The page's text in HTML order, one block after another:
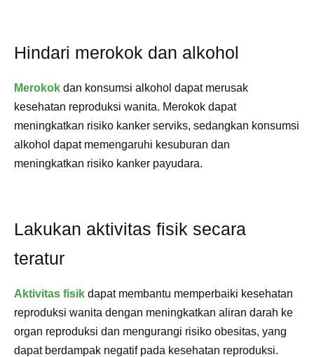
Hindari merokok dan alkohol
Merokok dan konsumsi alkohol dapat merusak
kesehatan reproduksi wanita. Merokok dapat
meningkatkan risiko kanker serviks, sedangkan konsumsi
alkohol dapat memengaruhi kesuburan dan
meningkatkan risiko kanker payudara.
Lakukan aktivitas fisik secara
teratur
Aktivitas fisik dapat membantu memperbaiki kesehatan
reproduksi wanita dengan meningkatkan aliran darah ke
organ reproduksi dan mengurangi risiko obesitas, yang
dapat berdampak negatif pada kesehatan reproduksi.